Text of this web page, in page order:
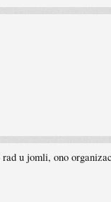
u jomli, ono